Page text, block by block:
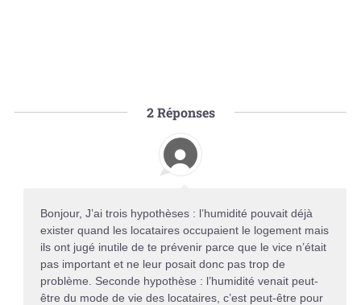
2Réponses
Bonjour, J’ai trois hypothèses : l’humidité pouvait déjà
exister quand les locataires occupaient le logement mais
ils ont jugé inutile de te prévenir parce que le vice n’était
pas important et ne leur posait donc pas trop de
problème. Seconde hypothèse : l’humidité venait peut-
être du mode de vie des locataires, c’est peut-être pour